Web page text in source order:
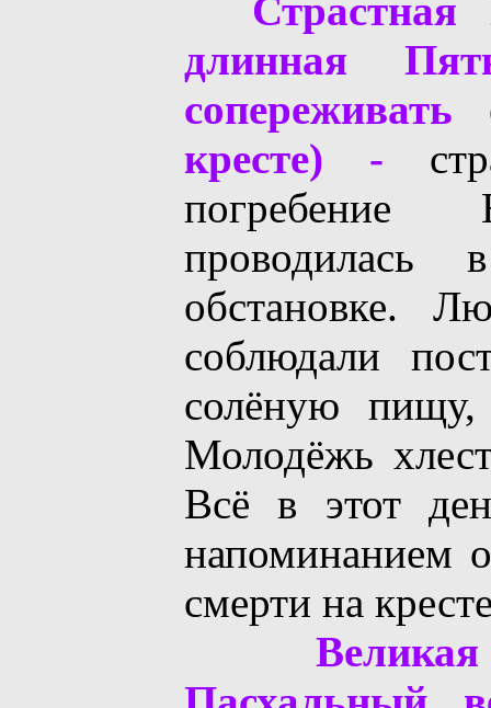
длинная
кресте) -
проводилась
обстановке.
соблюдали
солёную пищу,
Молодёжь
Всё в этот
напоминанием
смерти на